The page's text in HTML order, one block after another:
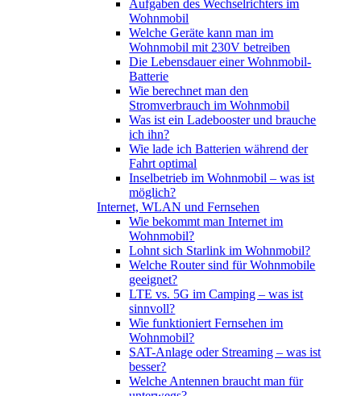
Aufgaben des Wechselrichters im
Wohnmobil
Welche Geräte kann man im
Wohnmobil mit 230V betreiben
Die Lebensdauer einer Wohnmobil-
Batterie
Wie berechnet man den
Stromverbrauch im Wohnmobil
Was ist ein Ladebooster und brauche
ich ihn?
Wie lade ich Batterien während der
Fahrt optimal
Inselbetrieb im Wohnmobil – was ist
möglich?
Internet, WLAN und Fernsehen
Wie bekommt man Internet im
Wohnmobil?
Lohnt sich Starlink im Wohnmobil?
Welche Router sind für Wohnmobile
geeignet?
LTE vs. 5G im Camping – was ist
sinnvoll?
Wie funktioniert Fernsehen im
Wohnmobil?
SAT-Anlage oder Streaming – was ist
besser?
Welche Antennen braucht man für